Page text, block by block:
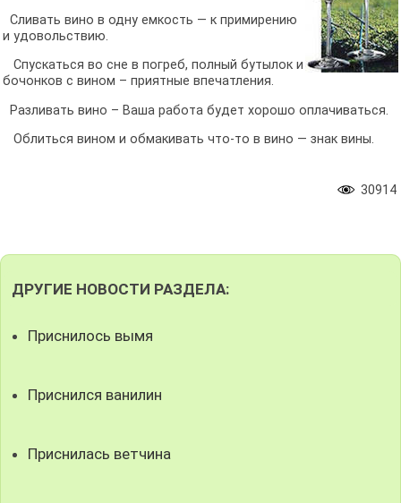
Сливать вино в одну емкость — к примирению
и удовольствию.
Спускаться во сне в погреб, полный бутылок и
бочонков с вином – приятные впечатления.
Разливать вино – Ваша работа будет хорошо оплачиваться.
Облиться вином и обмакивать что-то в вино — знак вины.
30914
ДРУГИЕ НОВОСТИ РАЗДЕЛА:
Приснилось вымя
Приснился ванилин
Приснилась ветчина